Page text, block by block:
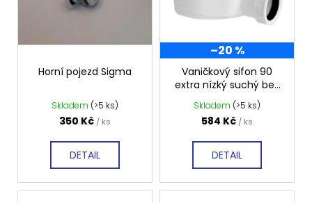
Horní pojezd Sigma
Skladem (>5 ks)
350 Kč / ks
DETAIL
–20 %
Vaničkový sifon 90
extra nízký suchý bez
krytky, GE90EXN minus
Skladem (>5 ks)
584 Kč / ks
DETAIL
p
e